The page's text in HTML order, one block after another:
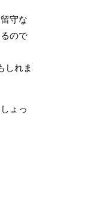
守な
ので
しれま
ょっ